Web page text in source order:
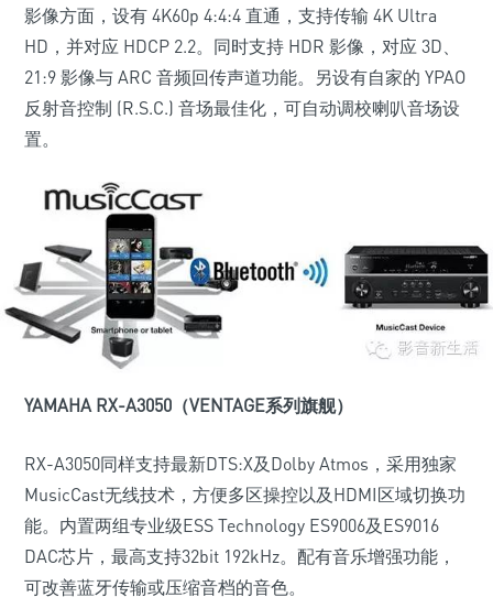
影像方面，设有 4K60p 4:4:4 直通，支持传输 4K Ultra
HD，并对应 HDCP 2.2。同时支持 HDR 影像，对应 3D、
21:9 影像与 ARC 音频回传声道功能。另设有自家的 YPAO
反射音控制 (R.S.C.) 音场最佳化，可自动调校喇叭音场设
置。
YAMAHA RX-A3050（VENTAGE系列旗舰）
RX-A3050同样支持最新DTS:X及Dolby Atmos，采用独家
MusicCast无线技术，方便多区操控以及HDMI区域切换功
能。内置两组专业级ESS Technology ES9006及ES9016
DAC芯片，最高支持32bit 192kHz。配有音乐增强功能，
可改善蓝牙传输或压缩音档的音色。